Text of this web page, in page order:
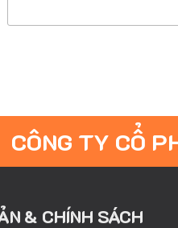
CÔNG TY CỔ
& CHÍNH SÁCH